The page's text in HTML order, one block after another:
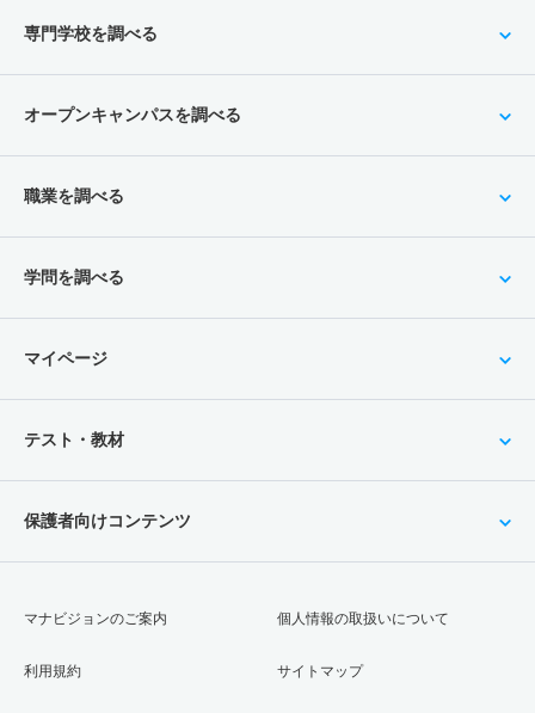
専門学校を調べる
オープンキャンパスを調べる
職業を調べる
学問を調べる
マイページ
テスト・教材
保護者向けコンテンツ
マナビジョンのご案内
利用規約
個人情報の取扱いについて
サイトマップ